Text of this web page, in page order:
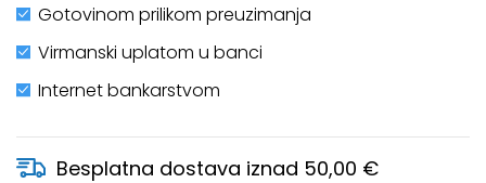
Gotovinom prilikom preuzimanja
Virmanski uplatom u banci
Internet bankarstvom
Besplatna dostava iznad 50,00 €